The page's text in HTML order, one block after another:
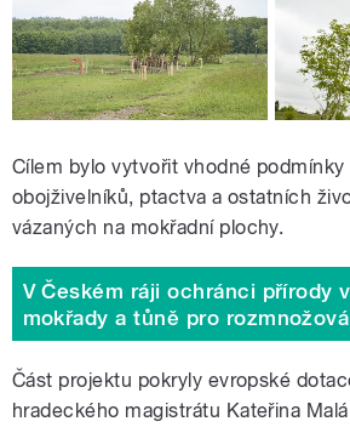
Cílem bylo vytvořit vhodné
obojživelníků, ptactva a ostatních
vázaných na mokřadní plochy.
V Českém ráji ochránci přírody
mokřady a tůně pro
Část projektu pokryly evropské
hradeckého magistrátu Kateřina